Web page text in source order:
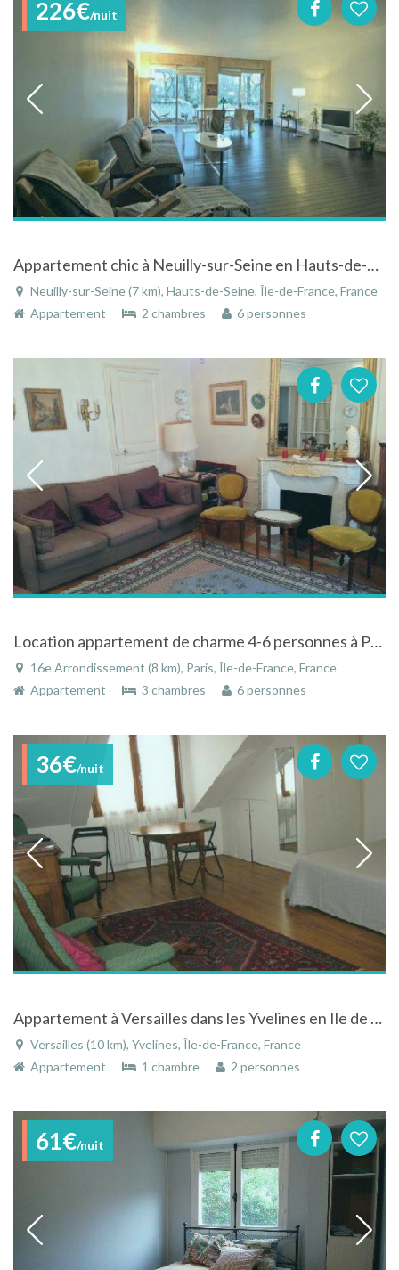
226€/nuit
Appartement chic à Neuilly-sur-Seine en Hauts-de-Seine - Île-de-France
Neuilly-sur-Seine (7 km), Hauts-de-Seine, Île-de-France, France
Appartement
2 chambres 6 personnes
Location appartement de charme 4-6 personnes à Paris à 800 mètres de la Tour Eiffel
16e Arrondissement (8 km), Paris, Île-de-France, France
Appartement
3 chambres 6 personnes
36€/nuit
Appartement à Versailles dans les Yvelines en Ile de France proche de la grande Avenue de Paris
Versailles (10 km), Yvelines, Île-de-France, France
Appartement
1 chambre 2 personnes
61€/nuit